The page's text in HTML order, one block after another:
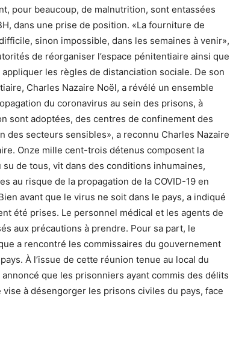
pour beaucoup, de malnutrition, sont entassées
dans une prise de position. «La fourniture de
sinon impossible, dans les semaines à venir»,
de réorganiser l’espace pénitentiaire ainsi que
les règles de distanciation sociale. De son
Charles Nazaire Noël, a révélé un ensemble
du coronavirus au sein des prisons, à
sont adoptées, des centres de confinement des
des secteurs sensibles», a reconnu Charles Nazaire
Onze mille cent-trois détenus composent la
de tous, vit dans des conditions inhumaines,
au risque de la propagation de la COVID-19 en
avant que le virus ne soit dans le pays, a indiqué
été prises. Le personnel médical et les agents de
aux précautions à prendre. Pour sa part, le
a rencontré les commissaires du gouvernement
À l’issue de cette réunion tenue au local du
annoncé que les prisonniers ayant commis des délits
à désengorger les prisons civiles du pays, face